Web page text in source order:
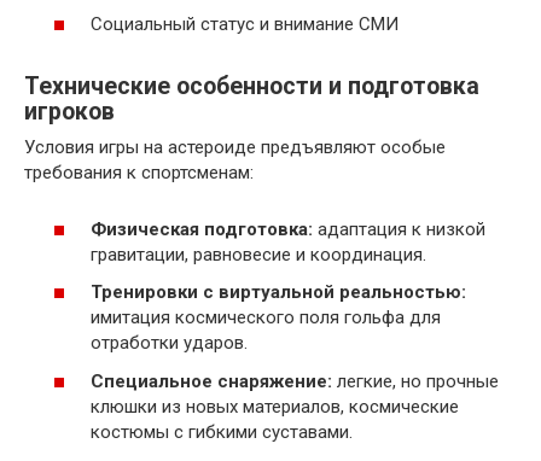
Социальный статус и внимание СМИ
Технические особенности и подготовка
игроков
Условия игры на астероиде предъявляют особые
требования к спортсменам:
Физическая подготовка: адаптация к низкой
гравитации, равновесие и координация.
Тренировки с виртуальной реальностью:
имитация космического поля гольфа для
отработки ударов.
Специальное снаряжение: легкие, но прочные
клюшки из новых материалов, космические
костюмы с гибкими суставами.